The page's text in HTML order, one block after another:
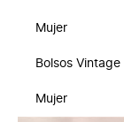
Mujer
Bolsos Vintage
Mujer